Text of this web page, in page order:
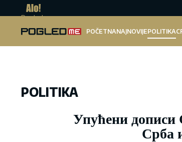
Pogled.me
POČETNANAJNOVIJEPOLITIKA
POLITIKA
Упућени дописи
Срба